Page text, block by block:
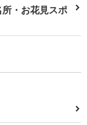
・お花見スポ